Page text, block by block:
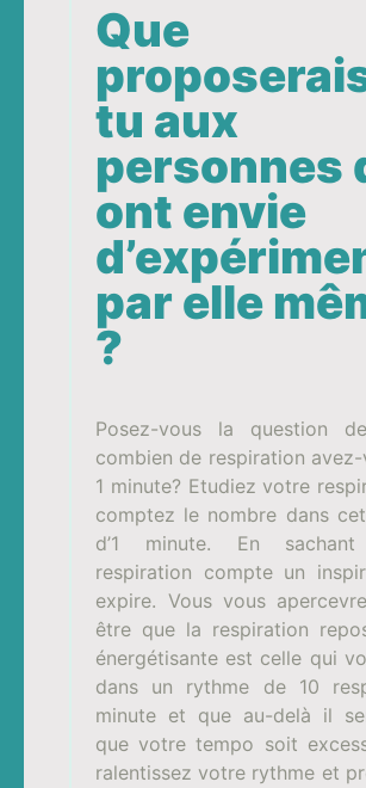
Que
tu aux
personnes
ont envie
par elle
?
Posez-vous la question
combien de respiration
1 minute? Etudiez votre
comptez le nombre dans
d’1 minute. En sachant
respiration compte un
expire. Vous vous
être que la respiration
énergétisante est celle qui
dans un rythme de 10
minute et que au-delà il
que votre tempo soit
ralentissez votre rythme et